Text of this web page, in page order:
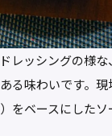
レッシングの様
る味わいです。
をベースにしたソ